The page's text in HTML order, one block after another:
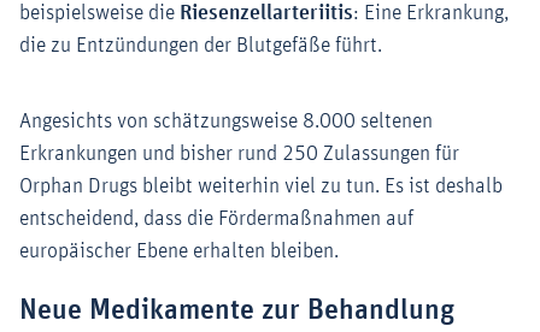
beispielsweise die Riesenzellarteriitis: Eine Erkrankung,
die zu Entzündungen der Blutgefäße führt.
Angesichts von schätzungsweise 8.000 seltenen
Erkrankungen und bisher rund 250 Zulassungen für
Orphan Drugs bleibt weiterhin viel zu tun. Es ist deshalb
entscheidend, dass die Fördermaßnahmen auf
europäischer Ebene erhalten bleiben.
Neue Medikamente zur Behandlung